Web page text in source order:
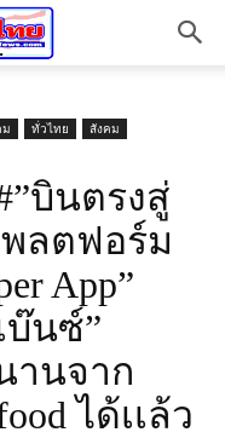
ทั่วไทย
สังคม
บินตรงสู่
ลตฟอร์ม
App”
บ๊นซ์”
านจาก
ได้เเล้ว